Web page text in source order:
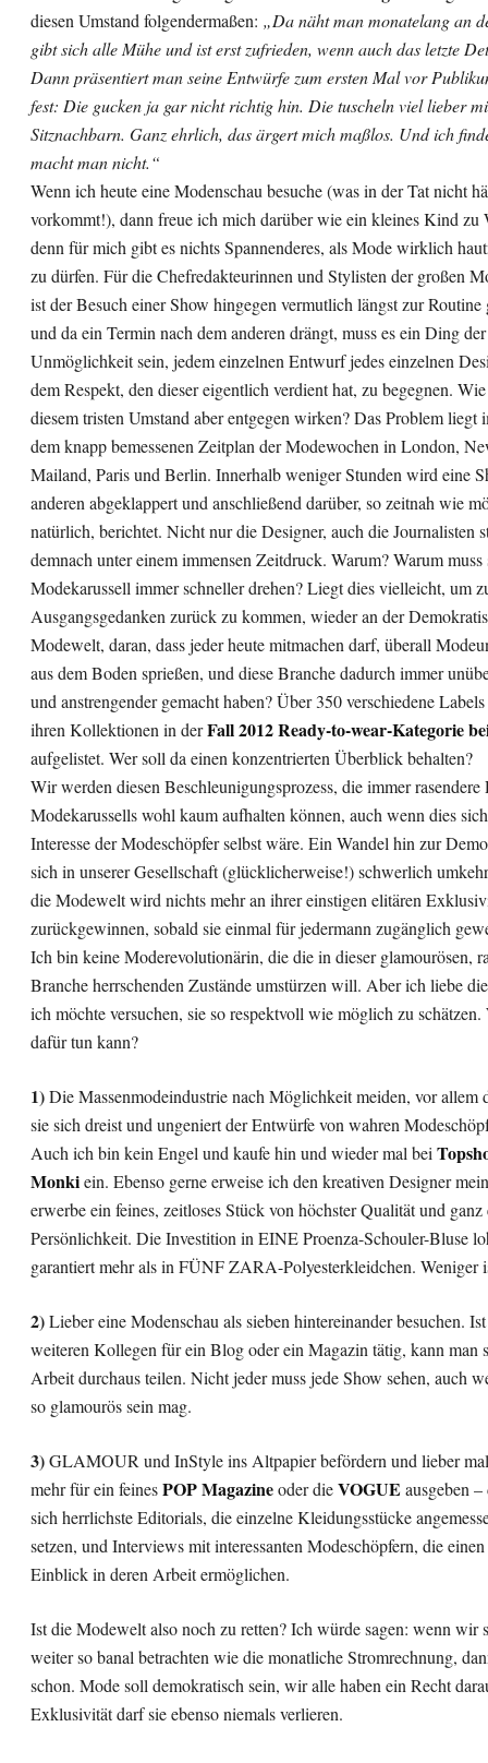
diesen Umstand folgendermaßen: „Da näht man monatelang an
gibt sich alle Mühe und ist erst zufrieden, wenn auch das letzte
Dann präsentiert man seine Entwürfe zum ersten Mal vor
fest: Die gucken ja gar nicht richtig hin. Die tuscheln viel lieber
Sitznachbarn. Ganz ehrlich, das ärgert mich maßlos. Und ich
macht man nicht.“
Wenn ich heute eine Modenschau besuche (was in der Tat nicht
vorkommt!), dann freue ich mich darüber wie ein kleines Kind zu
denn für mich gibt es nichts Spannenderes, als Mode wirklich
zu dürfen. Für die Chefredakteurinnen und Stylisten der großen
ist der Besuch einer Show hingegen vermutlich längst zur Routine
und da ein Termin nach dem anderen drängt, muss es ein Ding der
Unmöglichkeit sein, jedem einzelnen Entwurf jedes einzelnen
dem Respekt, den dieser eigentlich verdient hat, zu begegnen.
diesem tristen Umstand aber entgegen wirken? Das Problem liegt
dem knapp bemessenen Zeitplan der Modewochen in London,
Mailand, Paris und Berlin. Innerhalb weniger Stunden wird eine
anderen abgeklappert und anschließend darüber, so zeitnah wie
natürlich, berichtet. Nicht nur die Designer, auch die Journalisten
demnach unter einem immensen Zeitdruck. Warum? Warum muss
Modekarussell immer schneller drehen? Liegt dies vielleicht, um
Ausgangsgedanken zurück zu kommen, wieder an der
Modewelt, daran, dass jeder heute mitmachen darf, überall
aus dem Boden sprießen, und diese Branche dadurch immer
und anstrengender gemacht haben? Über 350 verschiedene
ihren Kollektionen in derFall 2012 Ready-to-wear-Kategorie
aufgelistet. Wer soll da einen konzentrierten Überblick behalten?
Wir werden diesen Beschleunigungsprozess, die immer rasendere
Modekarussells wohl kaum aufhalten können, auch wenn dies
Interesse der Modeschöpfer selbst wäre. Ein Wandel hin zur
sich in unserer Gesellschaft (glücklicherweise!) schwerlich
die Modewelt wird nichts mehr an ihrer einstigen elitären
zurückgewinnen, sobald sie einmal für jedermann zugänglich
Ich bin keine Moderevolutionärin, die die in dieser glamourösen,
Branche herrschenden Zustände umstürzen will. Aber ich liebe
ich möchte versuchen, sie so respektvoll wie möglich zu schätzen.
dafür tun kann?
1)Die Massenmodeindustrie nach Möglichkeit meiden, vor allem
sie sich dreist und ungeniert der Entwürfe von wahren
Auch ich bin kein Engel und kaufe hin und wieder mal bei
Monkiein. Ebenso gerne erweise ich den kreativen Designer
erwerbe ein feines, zeitloses Stück von höchster Qualität und ganz
Persönlichkeit. Die Investition in EINE Proenza-Schouler-Bluse
garantiert mehr als in FÜNF ZARA-Polyesterkleidchen. Weniger
2)Lieber eine Modenschau als sieben hintereinander besuchen.
weiteren Kollegen für ein Blog oder ein Magazin tätig, kann man
Arbeit durchaus teilen. Nicht jeder muss jede Show sehen, auch
so glamourös sein mag.
3)GLAMOUR und InStyle ins Altpapier befördern und lieber
mehr für ein feinesPOP Magazineoder dieVOGUE ausgeben
sich herrlichste Editorials, die einzelne Kleidungsstücke
setzen, und Interviews mit interessanten Modeschöpfern, die
Einblick in deren Arbeit ermöglichen.
Ist die Modewelt also noch zu retten? Ich würde sagen: wenn wir
weiter so banal betrachten wie die monatliche Stromrechnung,
schon. Mode soll demokratisch sein, wir alle haben ein Recht
Exklusivität darf sie ebenso niemals verlieren.